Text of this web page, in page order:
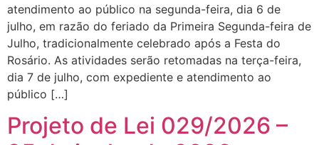
atendimento ao público na segunda-feira, dia 6 de
julho, em razão do feriado da Primeira Segunda-feira de
Julho, tradicionalmente celebrado após a Festa do
Rosário. As atividades serão retomadas na terça-feira,
dia 7 de julho, com expediente e atendimento ao
público […]
Projeto de Lei 029/2026 –